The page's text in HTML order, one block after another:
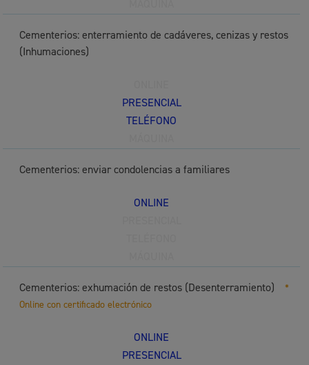
Cementerios: enterramiento de cadáveres, cenizas y restos
(Inhumaciones)
PRESENCIAL
TELÉFONO
Cementerios: enviar condolencias a familiares
ONLINE
Cementerios: exhumación de restos (Desenterramiento)
*
Online con certificado electrónico
ONLINE
PRESENCIAL